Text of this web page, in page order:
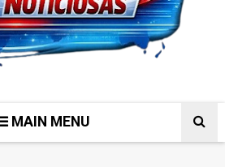
MAIN MENU